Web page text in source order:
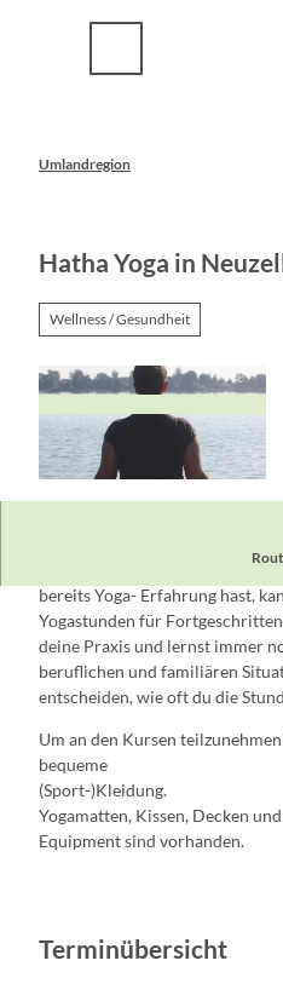
Umlandregion
Hatha Yoga in
Wellness / Gesundheit
Nachdem du den Anfängerkurs
bereits Yoga- Erfahrung hast,
Yogastunden für
deine Praxis und lernst immer
beruflichen und familiären
entscheiden, wie oft du die
Um an den Kursen
bequeme
(Sport-)Kleidung.
Yogamatten, Kissen, Decken
Equipment sind vorhanden.
Terminübersicht